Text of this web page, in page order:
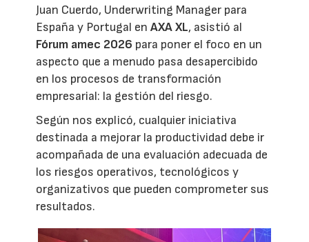
Juan Cuerdo, Underwriting Manager para
España y Portugal enAXA XL, asistió al
Fórum amec 2026 para poner el foco en un
aspecto que a menudo pasa desapercibido
en los procesos de transformación
empresarial: la gestión del riesgo.
Según nos explicó, cualquier iniciativa
destinada a mejorar la productividad debe ir
acompañada de una evaluación adecuada de
los riesgos operativos, tecnológicos y
organizativos que pueden comprometer sus
resultados.